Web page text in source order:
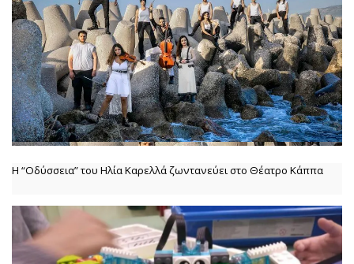
Η “Οδύσσεια” του Ηλία Καρελλά ζωντανεύει στο Θέατρο Κάππα